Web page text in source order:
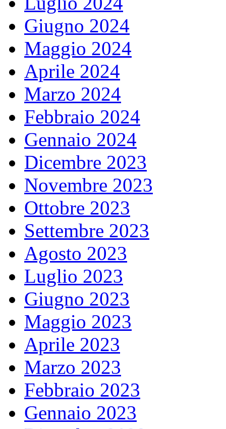
Giugno 2024
Maggio 2024
Aprile 2024
Marzo 2024
Febbraio 2024
Gennaio 2024
Dicembre 2023
Novembre 2023
Ottobre 2023
Settembre 2023
Agosto 2023
Luglio 2023
Giugno 2023
Maggio 2023
Aprile 2023
Marzo 2023
Febbraio 2023
Gennaio 2023